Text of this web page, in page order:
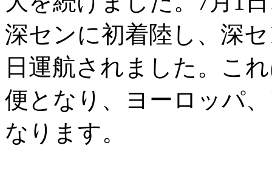
深センに初着陸し、深
日運航されました。こ
便となり、ヨーロッパ
なります。